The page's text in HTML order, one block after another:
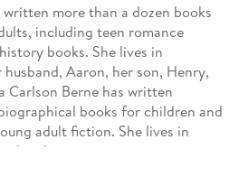
written more than a dozen books
including teen romance
books. She lives in
Aaron, her son, Henry,
Carlson Berne has written
books for children and
adult fiction. She lives in
and two sons.